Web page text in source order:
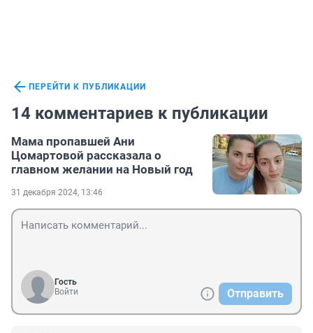
ПЕРЕЙТИ К ПУБЛИКАЦИИ
14 комментариев к публикации
Мама пропавшей Ани
Цомартовой рассказала о
главном желании на Новый год
31 декабря 2024, 13:46
Гость
Войти
Отправить